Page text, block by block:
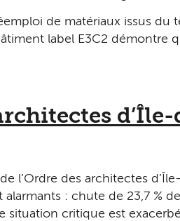
de matériaux issus du
label E3C2 démontre
l’Ordre des architectes
: chute de 23,7 %
critique est